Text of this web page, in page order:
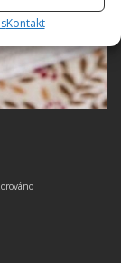
Kontakt